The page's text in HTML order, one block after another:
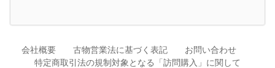
会社概要 古物営業法に基づく表記
お問い合わせ
特定商取引法の規制対象となる「訪問購入」に関して